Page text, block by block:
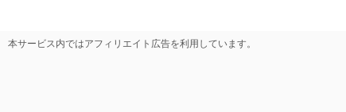
本サービス内ではアフィリエイト広告を利用しています。